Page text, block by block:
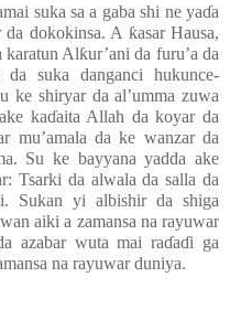
suka sa a gaba shi ne yaɗa
dokokinsa. A ƙasar Hausa,
karatun Alƙur’ani da furu’a da
suka danganci hukunce-
ke shiryar da al’umma zuwa
kaɗaita Allah da koyar da
mu’amala da ke wanzar da
Su ke bayyana yadda ake
Tsarki da alwala da salla da
Sukan yi albishir da shiga
aiki a zamansa na rayuwar
azabar wuta mai raɗaɗi ga
na rayuwar duniya.